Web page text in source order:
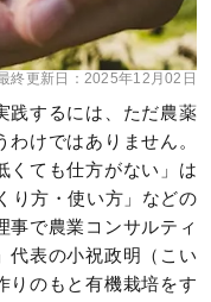
終更新日： 2025年12月02日
践するには、ただ農薬
けではありません。
くても仕方がない」は
り方・使い方」などの
事で農業コンサルティ
代表の小祝政明（こい
りのもと有機栽培をす